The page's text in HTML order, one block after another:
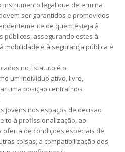
instrumento legal que determina
ser garantidos e promovidos
de quem esteja à
públicos, assegurando estes à
mobilidade e à segurança pública e
no Estatuto é o
um indivíduo ativo, livre,
uma posição central nos
jovens nos espaços de decisão
à profissionalização, ao
de condições especiais de
coisas, a compatibilização dos